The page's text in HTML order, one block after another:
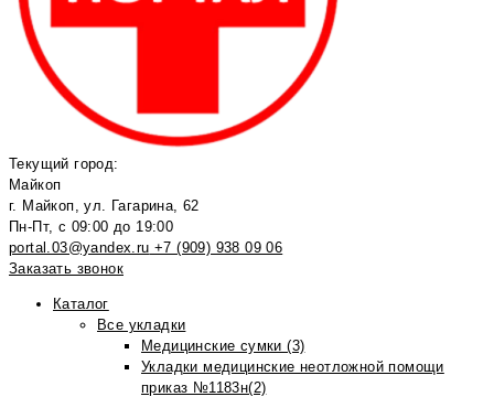
Текущий город:
Майкоп
г. Майкоп, ул. Гагарина, 62
Пн-Пт, с 09:00 до 19:00
portal.03@yandex.ru +7 (909) 938 09 06
Заказать звонок
Каталог
Все укладки
Медицинские сумки (3)
Укладки медицинские неотложной помощи
приказ №1183н(2)